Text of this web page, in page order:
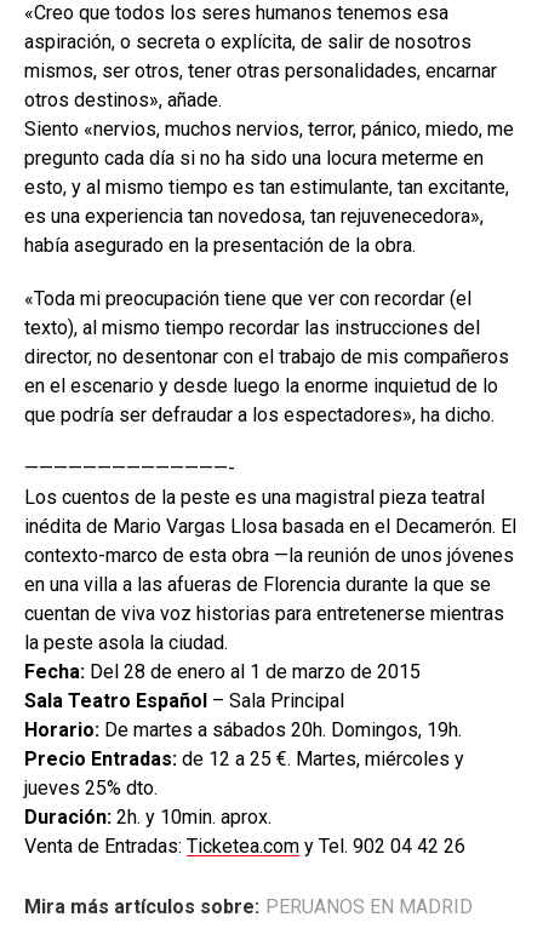
«Creo que todos los seres humanos tenemos esa
aspiración, o secreta o explícita, de salir de nosotros
mismos, ser otros, tener otras personalidades, encarnar
otros destinos», añade.
Siento «nervios, muchos nervios, terror, pánico, miedo, me
pregunto cada día si no ha sido una locura meterme en
esto, y al mismo tiempo es tan estimulante, tan excitante,
es una experiencia tan novedosa, tan rejuvenecedora»,
había asegurado en la presentación de la obra.
«Toda mi preocupación tiene que ver con recordar (el
texto), al mismo tiempo recordar las instrucciones del
director, no desentonar con el trabajo de mis compañeros
en el escenario y desde luego la enorme inquietud de lo
que podría ser defraudar a los espectadores», ha dicho.
——————————————-
Los cuentos de la peste es una magistral pieza teatral
inédita de Mario Vargas Llosa basada en el Decamerón. El
contexto-marco de esta obra —la reunión de unos jóvenes
en una villa a las afueras de Florencia durante la que se
cuentan de viva voz historias para entretenerse mientras
la peste asola la ciudad.
Fecha: Del 28 de enero al 1 de marzo de 2015
Sala Teatro Español – Sala Principal
Horario: De martes a sábados 20h. Domingos, 19h.
Precio Entradas: de 12 a 25 €. Martes, miércoles y
jueves 25% dto.
Duración: 2h. y 10min. aprox.
Venta de Entradas: Ticketea.com y Tel. 902 04 42 26
Mira más artículos sobre: PERUANOS EN MADRID